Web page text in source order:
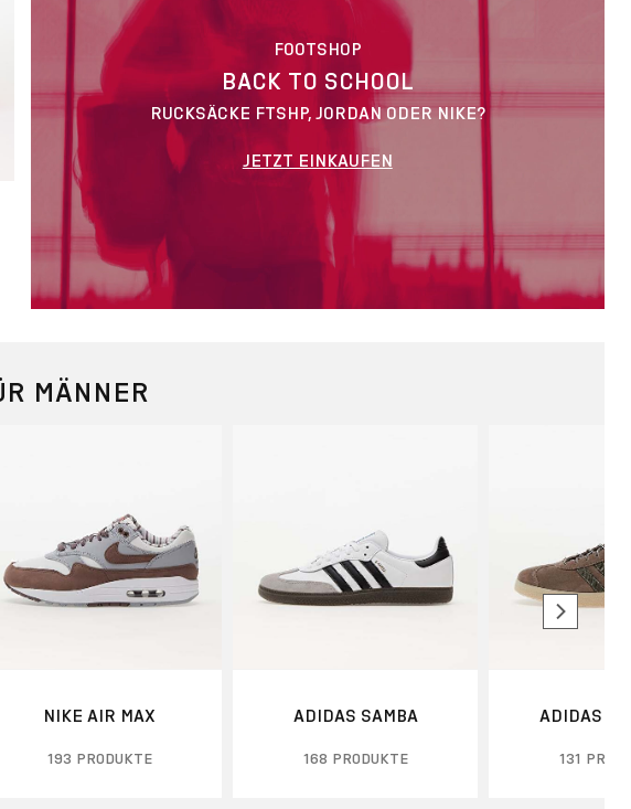
FOOTSHOP
BACK TO SCHOOL
RUCKSÄCKE FTSHP, JORDAN ODER NIKE?
JETZT EINKAUFEN
MÄNNER
NIKE AIR MAX
193 PRODUKTE
ADIDAS SAMBA
168 PRODUKTE
ADIDAS
131